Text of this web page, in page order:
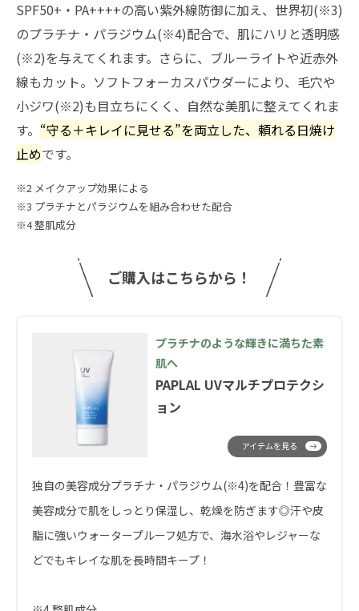
SPF50+・PA++++の高い紫外線防御に加え、世界初(※3)
のプラチナ・パラジウム(※4)配合で、肌にハリと透明感
(※2)を与えてくれます。さらに、ブルーライトや近赤外
線もカット。ソフトフォーカスパウダーにより、毛穴や
小ジワ(※2)も目立ちにくく、自然な美肌に整えてくれま
す。 “守る＋キレイに見せる”を両立した、頼れる日焼け
止めです。
※2 メイクアップ効果による
※3 プラチナとパラジウムを組み合わせた配合
※4 整肌成分
ご購入はこちらから！
PAPLAL UVマルチプロテクシ
ョン
プラチナのような輝きに満ちた素
肌へ
独自の美容成分プラチナ・パラジウム(※4)を配合！豊富な
美容成分で肌をしっとり保湿し、乾燥を防ぎます◎汗や皮
脂に強いウォータープルーフ処方で、海水浴やレジャーな
どでもキレイな肌を長時間キープ！
アイテムを見る